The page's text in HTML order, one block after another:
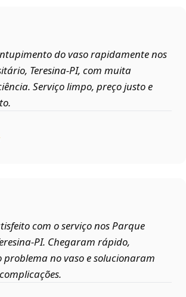
do vaso rapidamente nos
Teresina‑PI, com muita
Serviço limpo, preço justo e
com o serviço nos Parque
Chegaram rápido,
no vaso e solucionaram